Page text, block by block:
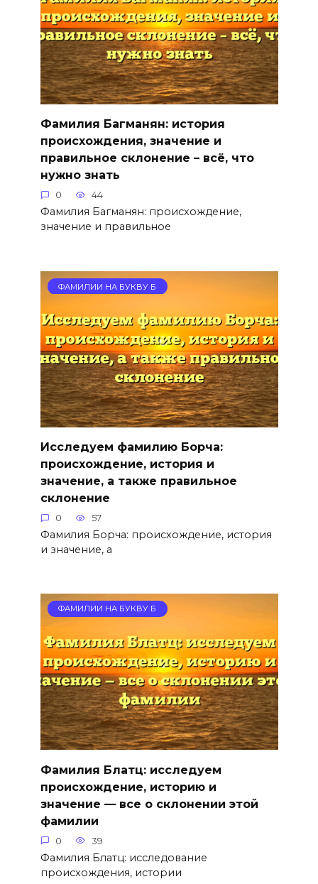
Фамилия Багманян: история
происхождения, значение и
правильное склонение – всё, что
нужно знать
0 44
Фамилия Багманян: происхождение,
значение и правильное
ФАМИЛИИ НА БУКВУ Б
Исследуем фамилию Борча:
происхождение, история и
значение, а также правильное
склонение
0 57
Фамилия Борча: происхождение, история
и значение, а
ФАМИЛИИ НА БУКВУ Б
Фамилия Блатц: исследуем
происхождение, историю и
значение — все о склонении этой
фамилии
0 39
Фамилия Блатц: исследование
происхождения, истории